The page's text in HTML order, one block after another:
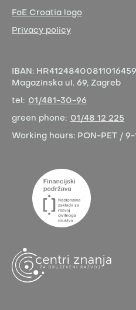
FoE Croatia logo
Privacy policy
IBAN:
Magazinska ul. 69, Zagreb
tel: 01/481-30-96
green phone: 01/48 12 225
Working hours: PON-PET / 9-